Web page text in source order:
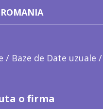
/ Baze de Date uzuale /
o firma